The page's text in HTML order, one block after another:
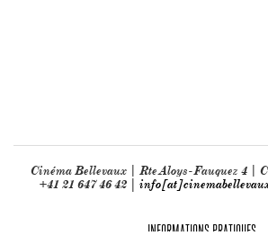
Cinéma Bellevaux | Rte Aloys-Fauquez 4 |
+41 21 647 46 42 |
INFORMATIONS PRATIQUES